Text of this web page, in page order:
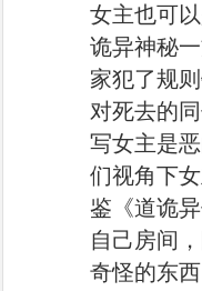
女主也可
诡异神秘
家犯了规
对死去的
写女主是
们视角下
鉴《道诡
自己房间
奇怪的东